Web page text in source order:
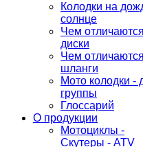
Колодки на
солнце
Чем отличаются
диски
Чем отличаются
шланги
Мото колодки -
группы
Глоссарий
О продукции
Мотоциклы -
Скутеры - ATV